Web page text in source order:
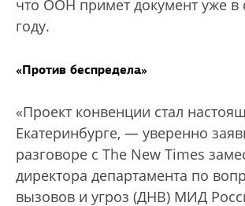
что ООН примет документ уже
году.
«Против беспредела»
«Проект конвенции стал
Екатеринбурге, — уверенно
разговоре с The New Times
директора департамента по
вызовов и угроз (ДНВ) МИД